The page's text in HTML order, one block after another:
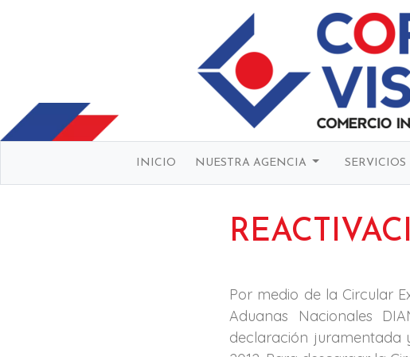
INICIO NUESTRA AGENCIA SERVICIOS
Por medio de la Circular
Aduanas Nacionales
declaración juramentada